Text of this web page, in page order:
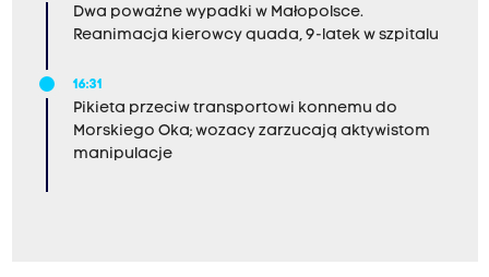
Dwa poważne wypadki w Małopolsce.
Reanimacja kierowcy quada, 9-latek w szpitalu
16:31
Pikieta przeciw transportowi konnemu do
Morskiego Oka; wozacy zarzucają aktywistom
manipulacje